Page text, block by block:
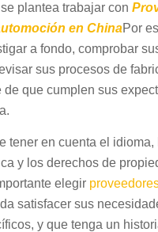
plantea trabajar con
en ChinaPor
a fondo, comprobar
sus procesos de
de que cumplen sus
tener en cuenta el idioma,
y los derechos de
elegir
satisfacer sus
y que tenga un